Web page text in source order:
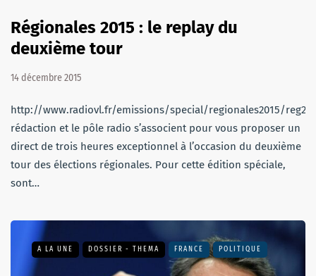
Régionales 2015 : le replay du
deuxième tour
14 décembre 2015
http://www.radiovl.fr/emissions/special/regionales2015/
rédaction et le pôle radio s’associent pour vous proposer un
direct de trois heures exceptionnel à l’occasion du deuxième
tour des élections régionales. Pour cette édition spéciale,
sont…
A LA UNE DOSSIER - THEMA FRANCE POLITIQUE